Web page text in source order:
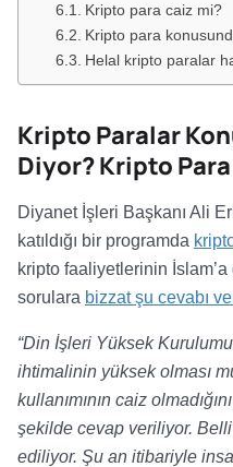
Kripto para caiz mi?
Kripto para
Helal kripto paralar
Kripto Paralar
Diyor? Kripto
Diyanet İşleri Başkanı Ali
katıldığı bir programda
kripto faaliyetlerinin
sorulara bizzat şu cevabı
“Din İşleri Yüksek
ihtimalinin yüksek olması
kullanımının caiz
şekilde cevap veriliyor.
ediliyor. Şu an itibariyle